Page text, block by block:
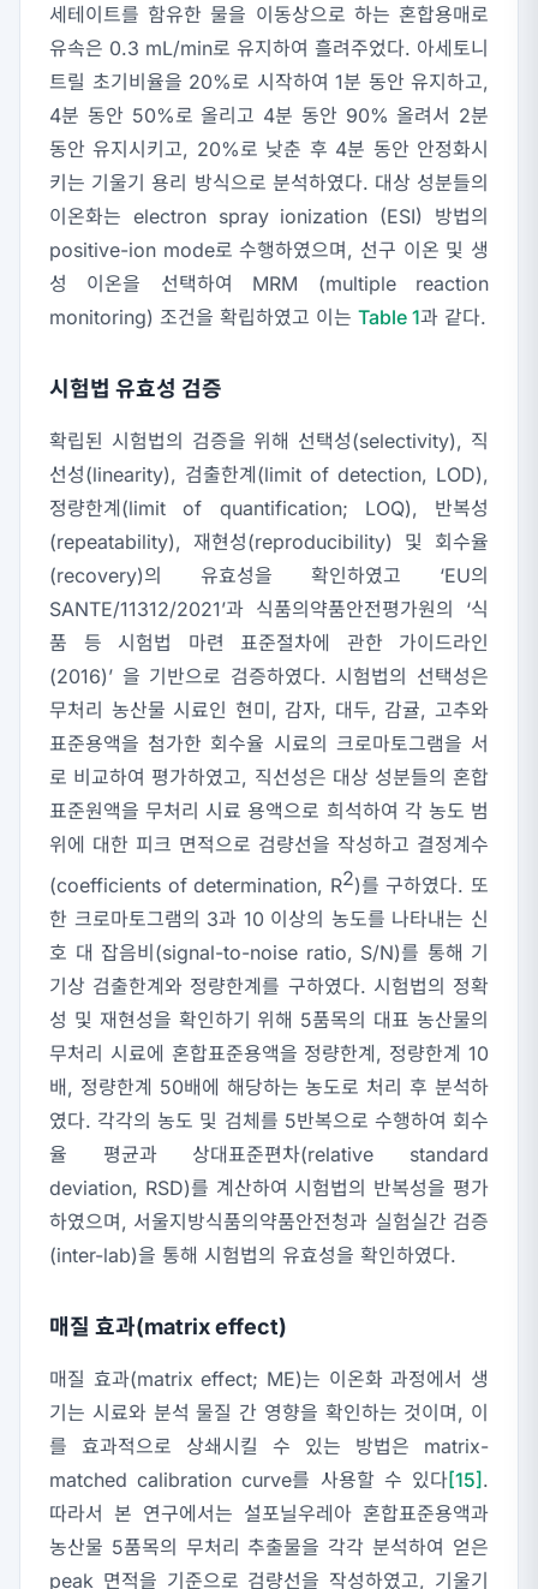
세테이트를 함유한 물을 이동상으로 하는 혼합용매로
유속은 0.3 mL/min로 유지하여 흘려주었다. 아세토니
트릴 초기비율을 20%로 시작하여 1분 동안 유지하고,
4분 동안 50%로 올리고 4분 동안 90% 올려서 2분
동안 유지시키고, 20%로 낮춘 후 4분 동안 안정화시
키는 기울기 용리 방식으로 분석하였다. 대상 성분들의
이온화는 electron spray ionization (ESI) 방법의
positive-ion mode로 수행하였으며, 선구 이온 및 생
성 이온을 선택하여 MRM (multiple reaction
monitoring) 조건을 확립하였고 이는 Table 1과 같다.
시험법 유효성 검증
확립된 시험법의 검증을 위해 선택성(selectivity), 직
선성(linearity), 검출한계(limit of detection, LOD),
정량한계(limit of quantification; LOQ), 반복성
(repeatability), 재현성(reproducibility) 및 회수율
(recovery)의 유효성을 확인하였고 ‘EU의
SANTE/11312/2021’과 식품의약품안전평가원의 ‘식
품 등 시험법 마련 표준절차에 관한 가이드라인
(2016)’ 을 기반으로 검증하였다. 시험법의 선택성은
무처리 농산물 시료인 현미, 감자, 대두, 감귤, 고추와
표준용액을 첨가한 회수율 시료의 크로마토그램을 서
로 비교하여 평가하였고, 직선성은 대상 성분들의 혼합
표준원액을 무처리 시료 용액으로 희석하여 각 농도 범
위에 대한 피크 면적으로 검량선을 작성하고 결정계수
(coefficients of determination, R2)를 구하였다. 또
한 크로마토그램의 3과 10 이상의 농도를 나타내는 신
호 대 잡음비(signal-to-noise ratio, S/N)를 통해 기
기상 검출한계와 정량한계를 구하였다. 시험법의 정확
성 및 재현성을 확인하기 위해 5품목의 대표 농산물의
무처리 시료에 혼합표준용액을 정량한계, 정량한계 10
배, 정량한계 50배에 해당하는 농도로 처리 후 분석하
였다. 각각의 농도 및 검체를 5반복으로 수행하여 회수
율 평균과 상대표준편차(relative standard
deviation, RSD)를 계산하여 시험법의 반복성을 평가
하였으며, 서울지방식품의약품안전청과 실험실간 검증
(inter-lab)을 통해 시험법의 유효성을 확인하였다.
매질 효과(matrix effect)
매질 효과(matrix effect; ME)는 이온화 과정에서 생
기는 시료와 분석 물질 간 영향을 확인하는 것이며, 이
를 효과적으로 상쇄시킬 수 있는 방법은 matrix-
matched calibration curve를 사용할 수 있다[15] .
따라서 본 연구에서는 설포닐우레아 혼합표준용액과
농산물 5품목의 무처리 추출물을 각각 분석하여 얻은
peak 면적을 기준으로 검량선을 작성하였고, 기울기